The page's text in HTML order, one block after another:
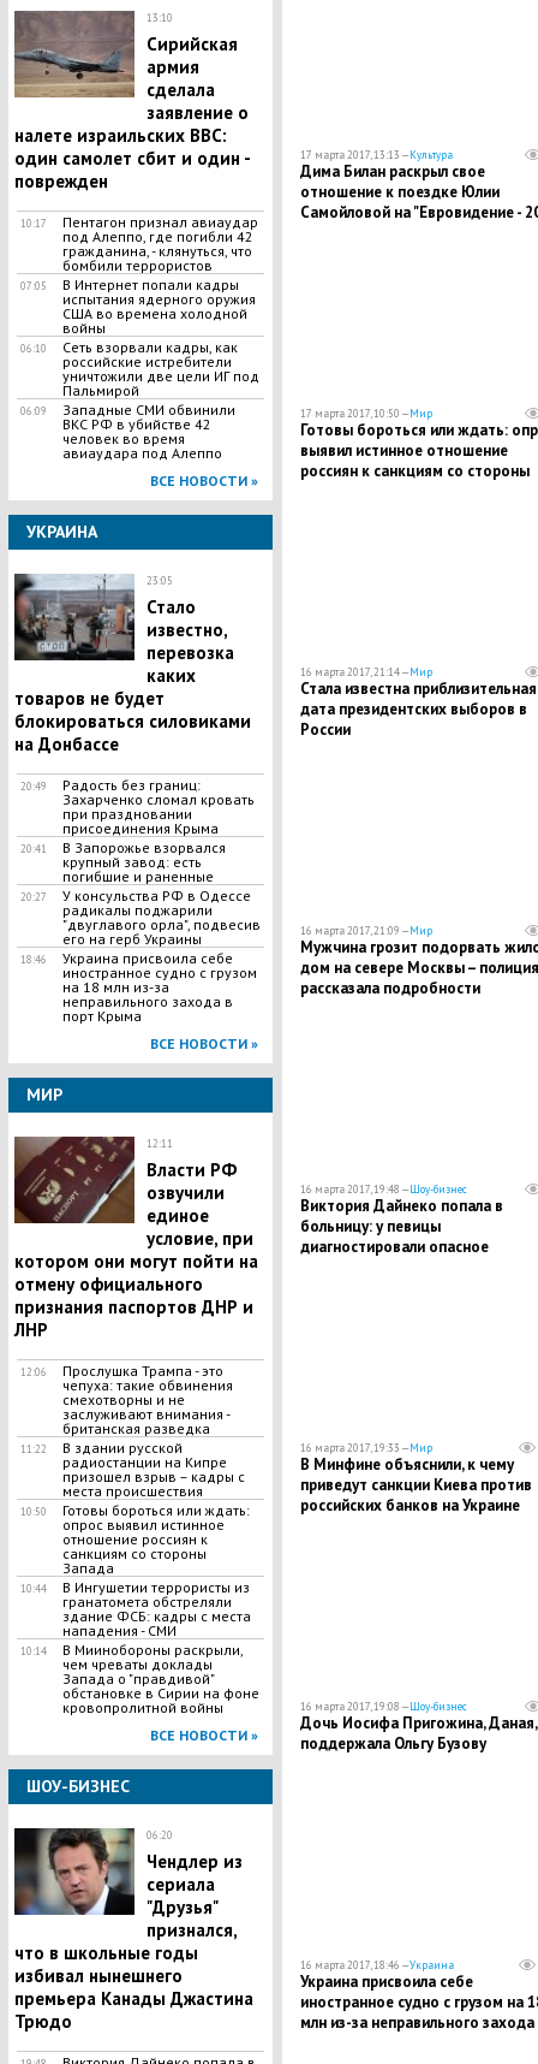
13:10
Сирийская
армия
сделала
заявление о
налете израильских ВВС:
один самолет сбит и один -
поврежден
10:17
Пентагон признал авиаудар
под Алеппо, где погибли 42
гражданина, - клянуться, что
бомбили террористов
07:05
В Интернет попали кадры
испытания ядерного оружия
США во времена холодной
войны
06:10
Сеть взорвали кадры, как
российские истребители
уничтожили две цели ИГ под
Пальмирой
06:09
Западные СМИ обвинили
ВКС РФ в убийстве 42
человек во время
авиаудара под Алеппо
ВСЕ НОВОСТИ »
УКРАИНА
23:05
Стало
известно,
перевозка
каких
товаров не будет
блокироваться силовиками
на Донбассе
20:49
​Радость без границ:
Захарченко сломал кровать
при праздновании
присоединения Крыма
20:41
В Запорожье взорвался
крупный завод: есть
погибшие и раненные
20:27
У консульства РФ в Одессе
радикалы поджарили
"двуглавого орла", подвесив
его на герб Украины
18:46
Украина присвоила себе
иностранное судно с грузом
на 18 млн из-за
неправильного захода в
порт Крыма
ВСЕ НОВОСТИ »
МИР
12:11
Власти РФ
озвучили
единое
условие, при
котором они могут пойти на
отмену официального
признания паспортов ДНР и
ЛНР
12:06
Прослушка Трампа - это
чепуха: такие обвинения
смехотворны и не
заслуживают внимания -
британская разведка
11:22
В здании русской
радиостанции на Кипре
призошел взрыв – кадры с
места происшествия
10:50
Готовы бороться или ждать:
опрос выявил истинное
отношение россиян к
санкциям со стороны
Запада
10:44
В Ингушетии террористы из
гранатомета обстреляли
здание ФСБ: кадры с места
нападения - СМИ
10:14
В Миинобороны раскрыли,
чем чреваты доклады
Запада о "правдивой"
обстановке в Сирии на фоне
кровопролитной войны
ВСЕ НОВОСТИ »
ШОУ-БИЗНЕС
06:20
Чендлер из
сериала
"Друзья"
признался,
что в школьные годы
избивал нынешнего
премьера Канады Джастина
Трюдо
17 марта 2017, 13:13 —Культура
Дима Билан раскрыл свое
отношение к поездке Юлии
Самойловой на "Евровидение -
17 марта 2017, 10:50 —Мир
Готовы бороться или ждать:
выявил истинное отношение
россиян к санкциям со стороны
16 марта 2017, 21:14 —Мир
Стала известна приблизительная
дата президентских выборов в
России
16 марта 2017, 21:09 —Мир
Мужчина грозит подорвать
дом на севере Москвы – полиция
рассказала подробности
16 марта 2017, 19:48 —Шоу-бизнес
Виктория Дайнеко попала в
больницу: у певицы
диагностировали опасное
16 марта 2017, 19:33 —Мир
В Минфине объяснили, к чему
приведут санкции Киева против
российских банков на Украине
16 марта 2017, 19:08 —Шоу-бизнес
Дочь Иосифа Пригожина, Даная,
поддержала Ольгу Бузову
16 марта 2017, 18:46 —Украина
Украина присвоила себе
иностранное судно с грузом на
млн из-за неправильного захода